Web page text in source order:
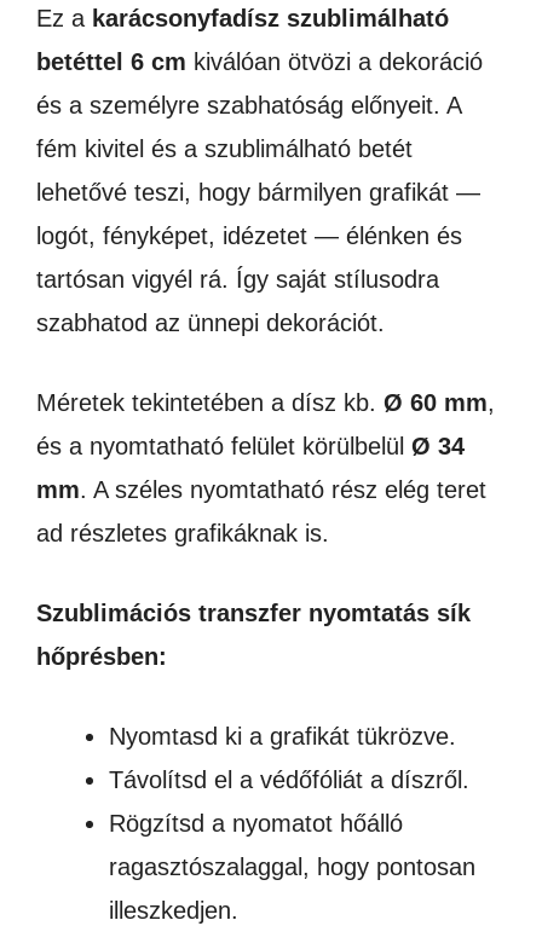
Ez a karácsonyfadísz szublimálható
betéttel 6 cm kiválóan ötvözi a dekoráció
és a személyre szabhatóság előnyeit. A
fém kivitel és a szublimálható betét
lehetővé teszi, hogy bármilyen grafikát —
logót, fényképet, idézetet — élénken és
tartósan vigyél rá. Így saját stílusodra
szabhatod az ünnepi dekorációt.
Méretek tekintetében a dísz kb. Ø 60 mm,
és a nyomtatható felület körülbelül Ø 34
mm. A széles nyomtatható rész elég teret
ad részletes grafikáknak is.
Szublimációs transzfer nyomtatás sík
hőprésben:
Nyomtasd ki a grafikát tükrözve.
Távolítsd el a védőfóliát a díszről.
Rögzítsd a nyomatot hőálló
ragasztószalaggal, hogy pontosan
illeszkedjen.